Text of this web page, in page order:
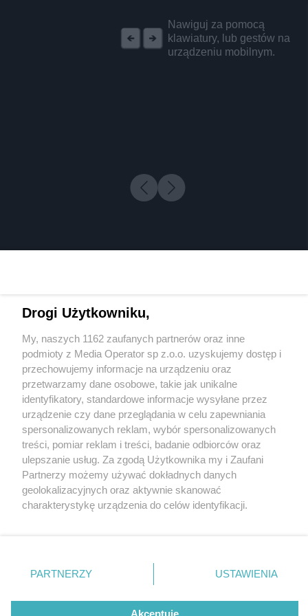
Nawiguj za pomocą
klawiatury, lub gestów na
urządzeniu mobilnym.
6 / 0
Wydawca mediów lokalnych
Nie zapomnij
zapoznać się z:
polityką prywatności regulamin korzystania z portali
Twojemiasto
Piekary Śląskie
Chorzów
Tarnowskie Góry
Gliwice
Skontakuj sięz nami
Kontakt
Wydawca
Redakcja
Drogi Użytkowniku,
My, naszych 1162 zaufanych partnerów oraz inne
podmioty z Media Operator sp z.o.o. uzyskujemy dostęp i
przechowujemy informacje na urządzeniu oraz
przetwarzamy dane osobowe, takie jak unikalne
identyfikatory, standardowe informacje wysyłane przez
urządzenie czy dane przeglądania w celu zapewniania
spersonalizowanych reklam, wybór spersonalizowanych
treści, pomiar reklam i treści, badanie odbiorców oraz
ulepszanie usług. Za zgodą Użytkownika my i Zaufani
Partnerzy możemy używać dokładnych danych
geolokalizacyjnych oraz aktywnie skanować
charakterystykę urządzenia do celów identyfikacji.
zmienić/wycofać klikając przycisk ustawień prywatności
znajdujący się w lewym dolnym rogu strony
rodzaje przetwarzania danych nie wymagają zgody
użytkownika, ale masz prawo sprzeciwić się takiemu
PARTNERZY USTAWIENIA
Akceptuję